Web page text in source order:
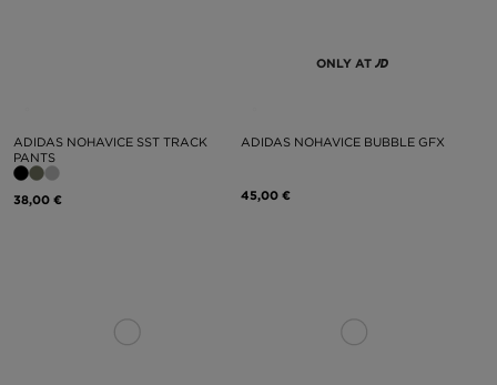
ADIDAS NOHAVICE SST TRACK
PANTS
38,00 €
ONLY AT
ADIDAS NOHAVICE BUBBLE GFX
45,00 €